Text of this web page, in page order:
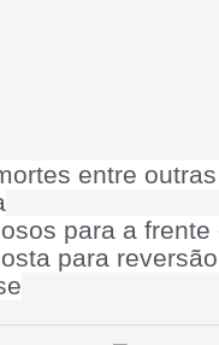
entre
para a frente
para